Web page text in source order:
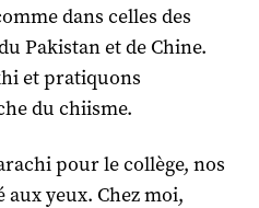
dans celles des
Pakistan et de Chine.
et pratiquons
du chiisme.
pour le collège, nos
aux yeux. Chez moi,